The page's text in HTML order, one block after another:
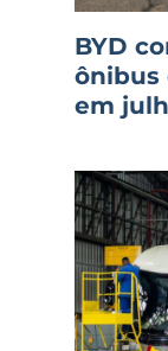
BYD
ônibus
em